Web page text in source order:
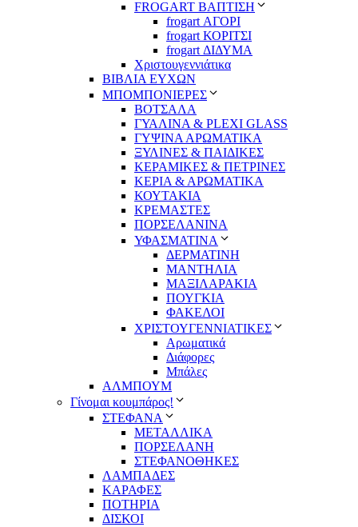
FROGART ΒΑΠΤΙΣΗ
frogart ΑΓΟΡΙ
frogart ΚΟΡΙΤΣΙ
frogart ΔΙΔΥΜΑ
Χριστουγεννιάτικα
ΒΙΒΛΙΑ ΕΥΧΩΝ
ΜΠΟΜΠΟΝΙΕΡΕΣ
ΒΟΤΣΑΛΑ
ΓΥΑΛΙΝΑ & PLEXI GLASS
ΓΥΨΙΝΑ ΑΡΩΜΑΤΙΚΑ
ΞΥΛΙΝΕΣ & ΠΑΙΔΙΚΕΣ
ΚΕΡΑΜΙΚΕΣ & ΠΕΤΡΙΝΕΣ
ΚΕΡΙΑ & ΑΡΩΜΑΤΙΚΑ
ΚΟΥΤΑΚΙΑ
ΚΡΕΜΑΣΤΕΣ
ΠΟΡΣΕΛΑΝΙΝΑ
ΥΦΑΣΜΑΤΙΝA
ΔΕΡΜΑΤΙΝΗ
ΜΑΝΤΗΛΙΑ
ΜΑΞΙΛΑΡΑΚΙΑ
ΠΟΥΓΚΙΑ
ΦΑΚΕΛΟΙ
ΧΡΙΣΤΟΥΓΕΝΝΙΑΤΙΚΕΣ
Αρωματικά
Διάφορες
Μπάλες
ΑΛΜΠΟΥΜ
Γίνομαι κουμπάρος!
ΣΤΕΦΑΝΑ
ΜΕΤΑΛΛΙΚΑ
ΠΟΡΣΕΛΑΝΗ
ΣΤΕΦΑΝΟΘΗΚΕΣ
ΛΑΜΠΑΔΕΣ
ΚΑΡΑΦΕΣ
ΠΟΤΗΡΙΑ
ΔΙΣΚΟΙ